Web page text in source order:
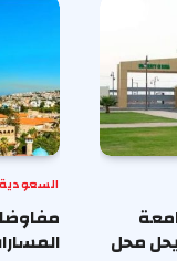
محل
السعودية